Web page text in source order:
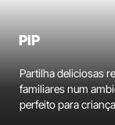
PIP
Partilha deliciosas
familiares num
perfeito para